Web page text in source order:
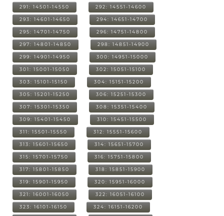
291: 14501-14550 292: 14551-14600
293: 14601-14650 294: 14651-14700
295: 14701-14750 296: 14751-14800
297: 14801-14850 298: 14851-14900
299: 14901-14950 300: 14951-15000
301: 15001-15050 302: 15051-15100
303: 15101-15150 304: 15151-15200
305: 15201-15250 306: 15251-15300
307: 15301-15350 308: 15351-15400
309: 15401-15450 310: 15451-15500
311: 15501-15550 312: 15551-15600
313: 15601-15650 314: 15651-15700
315: 15701-15750 316: 15751-15800
317: 15801-15850 318: 15851-15900
319: 15901-15950 320: 15951-16000
321: 16001-16050 322: 16051-16100
323: 16101-16150 324: 16151-16200